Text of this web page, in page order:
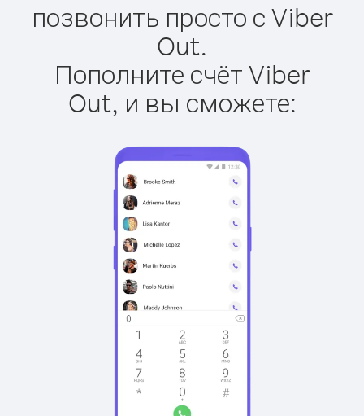
позвонить просто с Viber
Out.
Пополните счёт Viber
Out, и вы сможете: